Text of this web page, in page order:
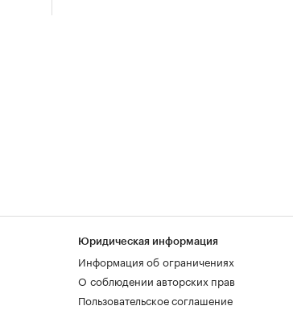
Юридическая информация
Информация об ограничениях
О соблюдении авторских прав
Пользовательское соглашение